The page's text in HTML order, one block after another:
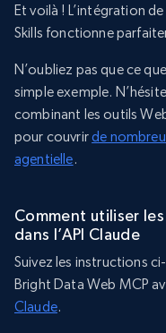
Et voilà ! L’intégration
Skills fonctionne
N’oubliez pas que ce
simple exemple.
combinant les outils
pour couvrirde
agentielle.
Comment utiliser
dans l’API Claude
Suivez les instructions
Bright Data Web MCP
Claude.